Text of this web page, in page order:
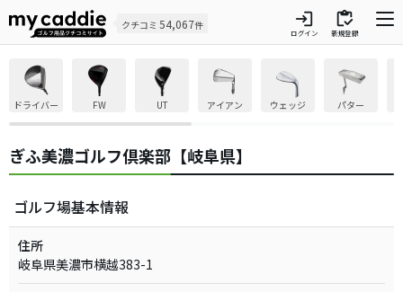
クチコミ 54,067件 login
ログイン
inventory
新規登録
ドライバー FW UT アイアン ウェッジ パター
ぎふ美濃ゴルフ倶楽部【岐阜県】
ゴルフ場基本情報
住所
岐阜県美濃市横越383-1